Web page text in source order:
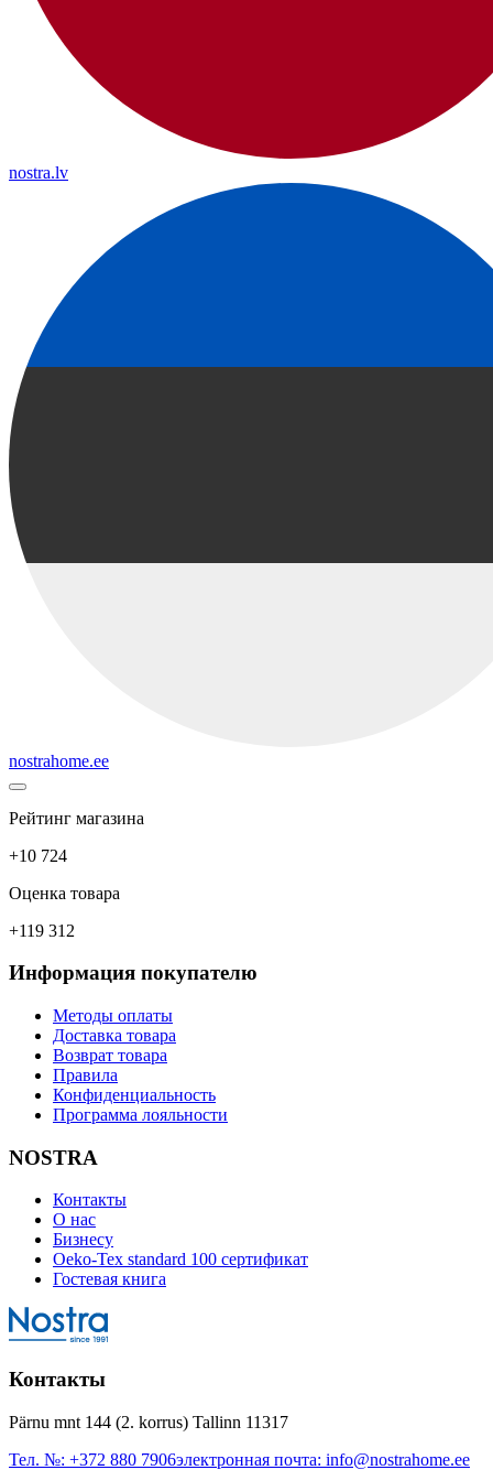
nostra.lv
nostrahome.ee
Рейтинг магазина
+10 724
Оценка товара
+119 312
Информация покупателю
Методы оплаты
Доставка товара
Возврат товара
Правила
Конфиденциальность
Программа лояльности
NOSTRA
Контакты
О нас
Бизнесу
Oeko-Tex standard 100 сертификат
Гостевая книга
Контакты
Pärnu mnt 144 (2. korrus) Tallinn 11317
Тел. №: +372 880 7906электронная почта: info@nostrahome.ee